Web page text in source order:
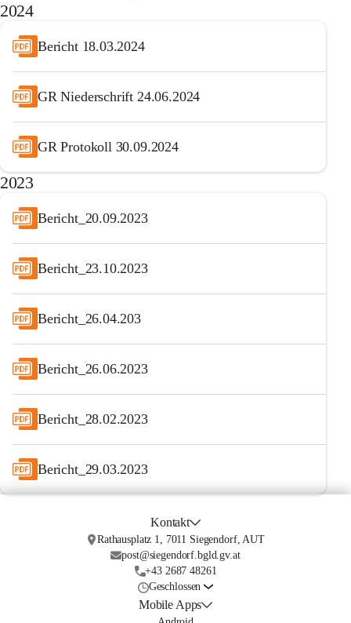
2024
Bericht 18.03.2024
GR Niederschrift 24.06.2024
GR Protokoll 30.09.2024
2023
Bericht_20.09.2023
Bericht_23.10.2023
Bericht_26.04.203
Bericht_26.06.2023
Bericht_28.02.2023
Bericht_29.03.2023
Kontakt
Rathausplatz 1, 7011 Siegendorf, AUT
post@siegendorf.bgld.gv.at
+43 2687 48261
Geschlossen
Mobile Apps